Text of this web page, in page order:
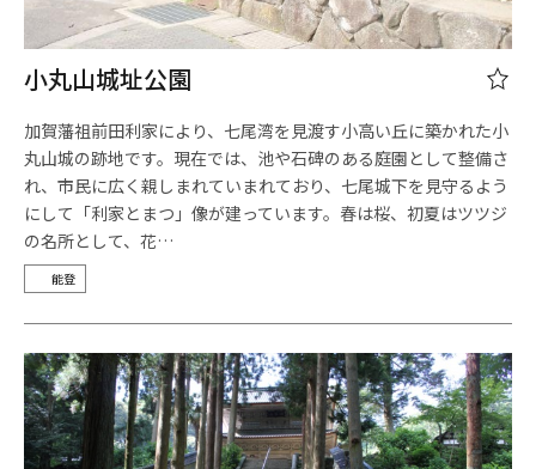
小丸山城址公園
加賀藩祖前田利家により、七尾湾を見渡す小高い丘に築かれた小
丸山城の跡地です。現在では、池や石碑のある庭園として整備さ
れ、市民に広く親しまれていまれており、七尾城下を見守るよう
にして「利家とまつ」像が建っています。春は桜、初夏はツツジ
の名所として、花…
能登